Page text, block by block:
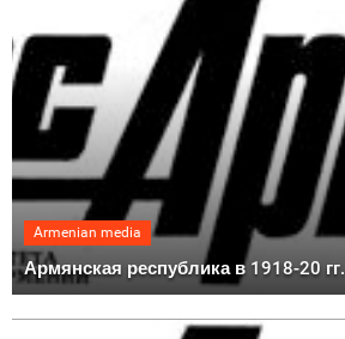
Armenian media
Армянская республика в 1918-20 гг.